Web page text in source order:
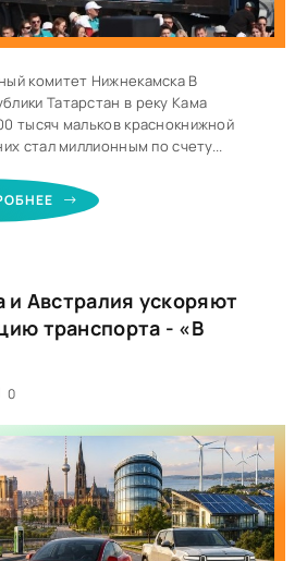
комитет Нижнекамска В
Татарстан в реку Кама
тысяч мальков краснокнижной
стал миллионным по счету...
и Австралия ускоряют
транспорта - «В
0